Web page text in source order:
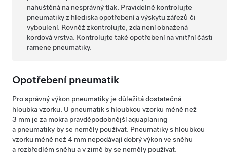
nahuštěná na nesprávný tlak. Pravidelně kontrolujte
pneumatiky z hlediska opotřebení a výskytu zářezů či
vyboulení. Rovněž zkontrolujte, zda není obnažená
kordová vrstva. Kontrolujte také opotřebení na vnitřní části
ramene pneumatiky.
Opotřebení pneumatik
Pro správný výkon pneumatiky je důležitá dostatečná
hloubka vzorku. U pneumatik s hloubkou vzorku méně než
3 mm je za mokra pravděpodobnější aquaplaning
a pneumatiky by se neměly používat. Pneumatiky s hloubkou
vzorku méně než 4 mm nepodávají dobrý výkon ve sněhu
a rozbředlém sněhu a v zimě by se neměly používat.